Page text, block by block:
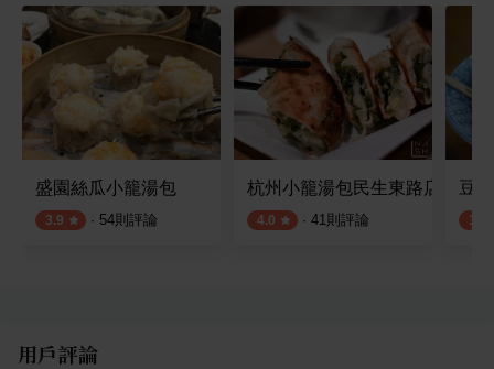
盛園絲瓜小籠湯包
3.9 · 54則評論
杭州小籠湯包民生東路店
4.0 · 41 則評論
豆
3.7
用戶評論